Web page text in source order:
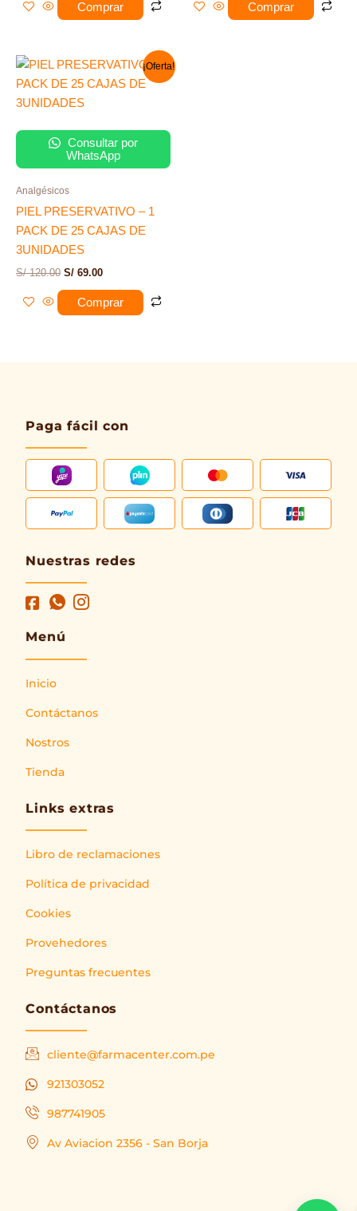
Comprar Comprar
¡Oferta!
Consultar por
WhatsApp
Analgésicos
PIEL PRESERVATIVO – 1
PACK DE 25 CAJAS DE
3UNIDADES
S/120.00
El
original
era:
S/ 69.00
El
actual
Comprar
Paga fácil con
Nuestras redes
Menú
Inicio
Contáctanos
Nostros
Tienda
Links extras
Libro de reclamaciones
Política de privacidad
Cookies
Provehedores
Preguntas frecuentes
Contáctanos
cliente@farmacenter.com.pe
921303052
987741905
Av Aviacion 2356 - San Borja